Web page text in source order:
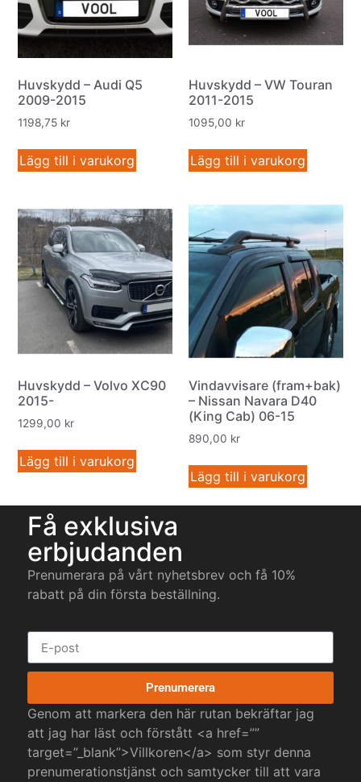
Huvskydd – Audi Q5
2009-2015
1198,75 kr
Lägg till i varukorg
Huvskydd – VW Touran
2011-2015
1095,00 kr
Lägg till i varukorg
Huvskydd – Volvo XC90
2015-
1299,00 kr
Lägg till i varukorg
Vindavvisare (fram+bak)
– Nissan Navara D40
(King Cab) 06-15
890,00 kr
Lägg till i varukorg
Få exklusiva
erbjudanden
Prenumerara på vårt nyhetsbrev och få 10%
rabatt på din första beställning.
Prenumerera
Genom att markera den här rutan bekräftar jag
att jag har läst och förstått <a href=””
target=”_blank”>Villkoren</a> som styr denna
prenumerationstjänst och samtycker till att vara